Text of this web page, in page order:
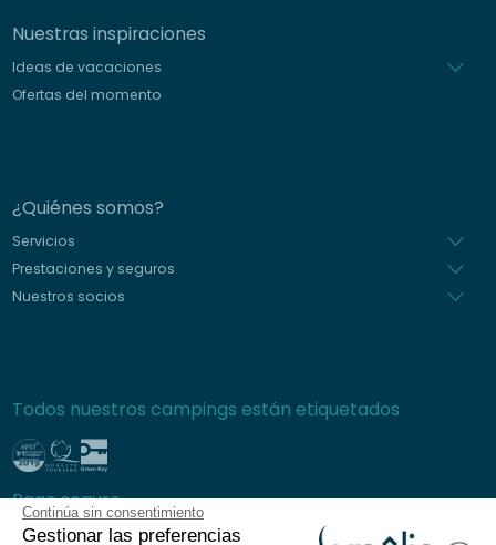
Continúa sin consentimiento
Gestionar las preferencias
Nuestras inspiraciones
Ideas de vacaciones
Ofertas del momento
¿Quiénes somos?
Servicios
Prestaciones y seguros
Nuestros socios
Todos nuestros campings están etiquetados
Pago seguro